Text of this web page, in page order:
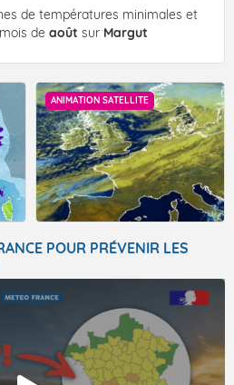
de températures minimales et
de août sur Margut
ANIMATION SATELLITE
POUR PRÉVENIR LES